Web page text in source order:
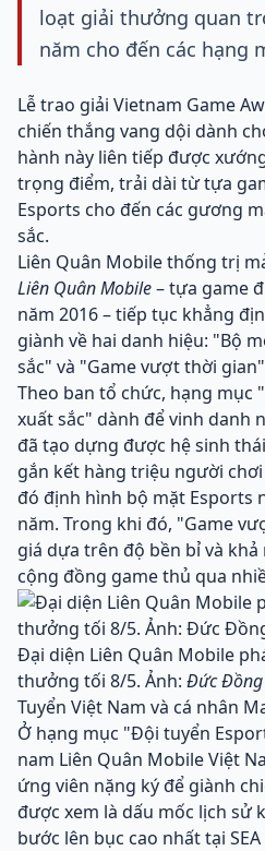
loạt giải thưởng quan
năm cho đến các hạng
Lễ trao giải Vietnam Game
chiến thắng vang dội dành
hành này liên tiếp được
trọng điểm, trải dài từ tựa
Esports cho đến các gương
sắc.
Liên Quân Mobile thống trị
Liên Quân Mobile– tựa game
năm 2016 – tiếp tục khẳng
giành về hai danh hiệu: "Bộ
sắc" và "Game vượt thời
Theo ban tổ chức, hạng mục
xuất sắc" dành để vinh danh
đã tạo dựng được hệ sinh
gắn kết hàng triệu người
đó định hình bộ mặt Esports
năm. Trong khi đó, "Game
giá dựa trên độ bền bỉ và
cộng đồng game thủ qua
Đại diện Liên Quân Mobile
thưởng tối 8/5. Ảnh: Đức Đồng
Tuyển Việt Nam và cá nhân
Ở hạng mục "Đội tuyển
nam Liên Quân Mobile Việt
ứng viên nặng ký để giành
được xem là dấu mốc lịch sử
bước lên bục cao nhất tại